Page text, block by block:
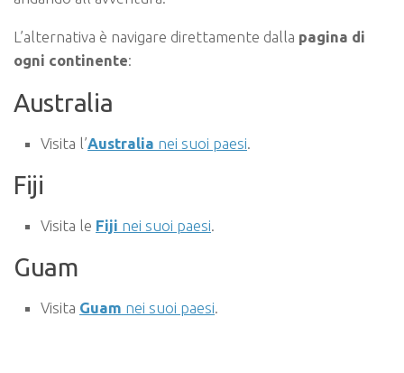
L’alternativa è navigare direttamente dalla pagina di
ogni continente:
Australia
Visita l’Australia nei suoi paesi.
Fiji
Visita le Fiji nei suoi paesi.
Guam
Visita Guam nei suoi paesi.